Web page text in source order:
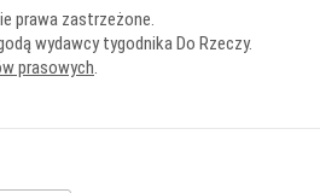
prawa zastrzeżone.
wydawcy tygodnika Do Rzeczy.
prasowych.